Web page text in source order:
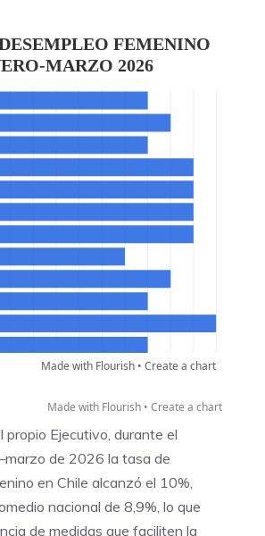
Made with Flourish • Create a chart
propio Ejecutivo, durante el
de 2026 la tasa de
en Chile alcanzó el 10%,
nacional de 8,9%, lo que
de medidas que faciliten la